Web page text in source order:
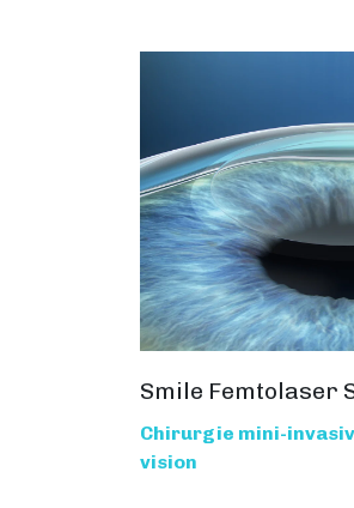
Smile Femtolaser
Chirurgie mini-
vision